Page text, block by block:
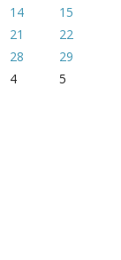
14
15
21
22
28
29
4 5